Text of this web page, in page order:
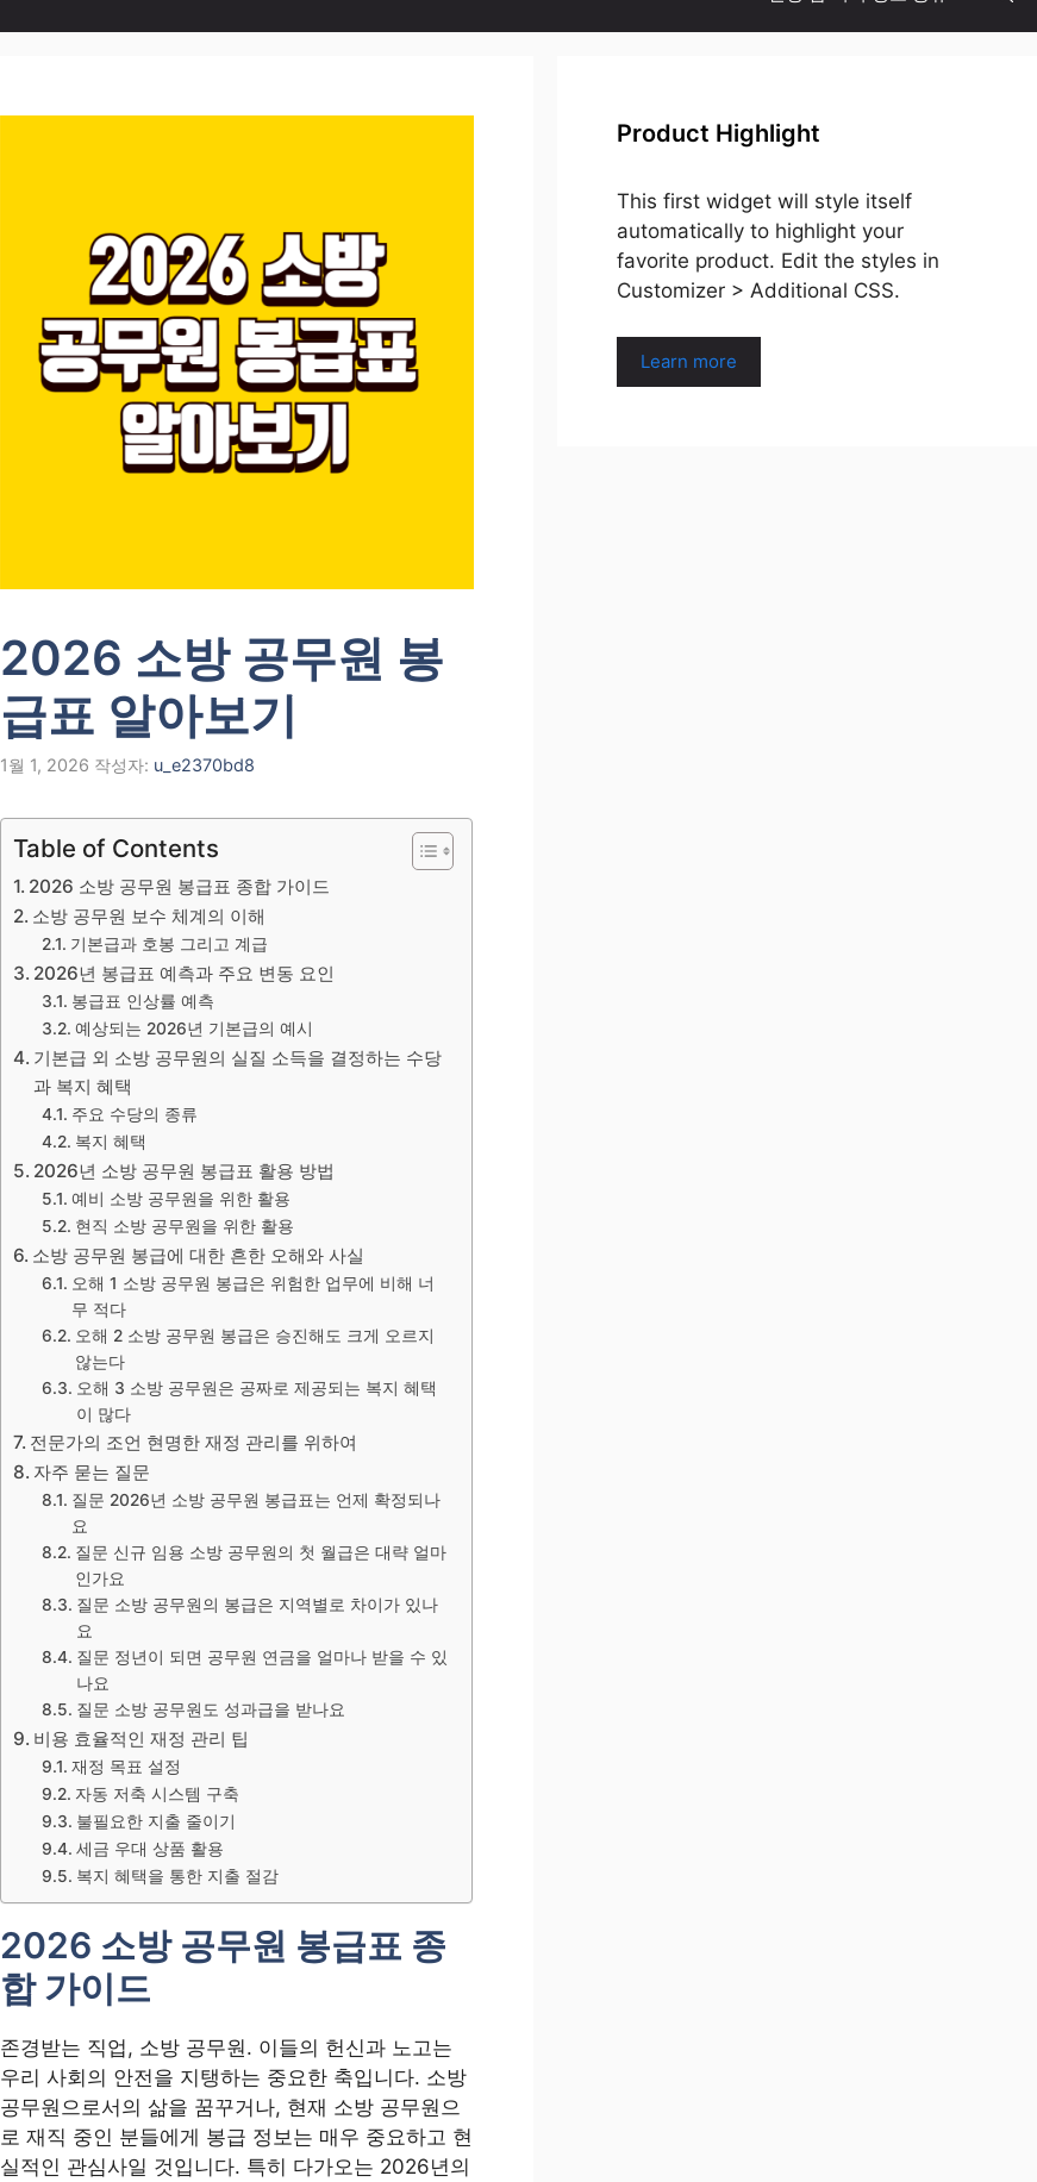
2026 소방 공무원 봉
급표 알아보기
1월 1, 2026 작성자: u_e2370bd8
Table of Contents
2026 소방 공무원 봉급표 종합 가이드
소방 공무원 보수 체계의 이해
기본급과 호봉 그리고 계급
2026년 봉급표 예측과 주요 변동 요인
봉급표 인상률 예측
예상되는 2026년 기본급의 예시
기본급 외 소방 공무원의 실질 소득을 결정하는 수당
과 복지 혜택
주요 수당의 종류
복지 혜택
2026년 소방 공무원 봉급표 활용 방법
예비 소방 공무원을 위한 활용
현직 소방 공무원을 위한 활용
소방 공무원 봉급에 대한 흔한 오해와 사실
오해 1 소방 공무원 봉급은 위험한 업무에 비해 너
무 적다
오해 2 소방 공무원 봉급은 승진해도 크게 오르지
않는다
오해 3 소방 공무원은 공짜로 제공되는 복지 혜택
이 많다
전문가의 조언 현명한 재정 관리를 위하여
자주 묻는 질문
질문 2026년 소방 공무원 봉급표는 언제 확정되나
요
질문 신규 임용 소방 공무원의 첫 월급은 대략 얼마
인가요
질문 소방 공무원의 봉급은 지역별로 차이가 있나
요
질문 정년이 되면 공무원 연금을 얼마나 받을 수 있
나요
질문 소방 공무원도 성과급을 받나요
비용 효율적인 재정 관리 팁
재정 목표 설정
자동 저축 시스템 구축
불필요한 지출 줄이기
세금 우대 상품 활용
복지 혜택을 통한 지출 절감
2026 소방 공무원 봉급표 종
합 가이드
존경받는 직업, 소방 공무원. 이들의 헌신과 노고는
우리 사회의 안전을 지탱하는 중요한 축입니다. 소방
공무원으로서의 삶을 꿈꾸거나, 현재 소방 공무원으
로 재직 중인 분들에게 봉급 정보는 매우 중요하고 현
실적인 관심사일 것입니다. 특히 다가오는 2026년의
Product Highlight
This first widget will style itself
automatically to highlight your
favorite product. Edit the styles in
Customizer > Additional CSS.
Learn more